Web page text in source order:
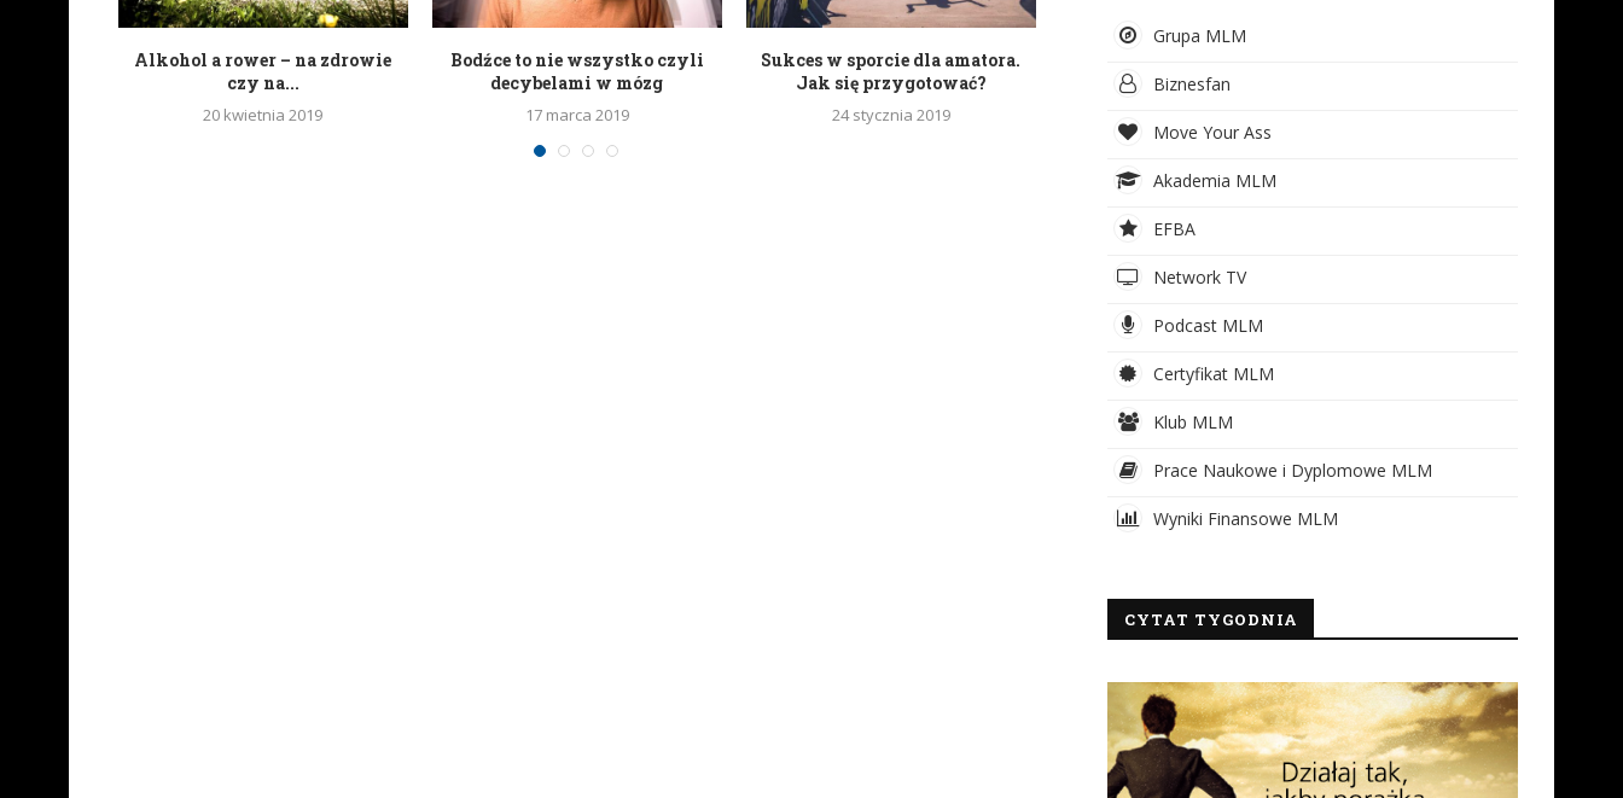
Alkohol a rower – na zdrowie
czy na...
20 kwietnia 2019
Bodźce to nie wszystko czyli
decybelami w mózg
17 marca 2019
Sukces w sporcie dla amatora.
Jak się przygotować?
24 stycznia 2019
organizacyjnie i finansowo
10 stycznia 2019
Grupa MLM
Biznesfan
Move Your Ass
Akademia MLM
EFBA
Network TV
Podcast MLM
Certyfikat MLM
Klub MLM
Prace Naukowe i Dyplomowe MLM
Wyniki Finansowe MLM
CYTAT TYGODNIA